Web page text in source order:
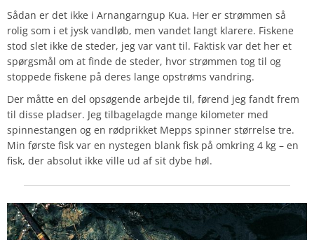
Sådan er det ikke i Arnangarngup Kua. Her er strømmen så
rolig som i et jysk vandløb, men vandet langt klarere. Fiskene
stod slet ikke de steder, jeg var vant til. Faktisk var det her et
spørgsmål om at finde de steder, hvor strømmen tog til og
stoppede fiskene på deres lange opstrøms vandring.
Der måtte en del opsøgende arbejde til, førend jeg fandt frem
til disse pladser. Jeg tilbagelagde mange kilometer med
spinnestangen og en rødprikket Mepps spinner størrelse tre.
Min første fisk var en nystegen blank fisk på omkring 4 kg – en
fisk, der absolut ikke ville ud af sit dybe høl.